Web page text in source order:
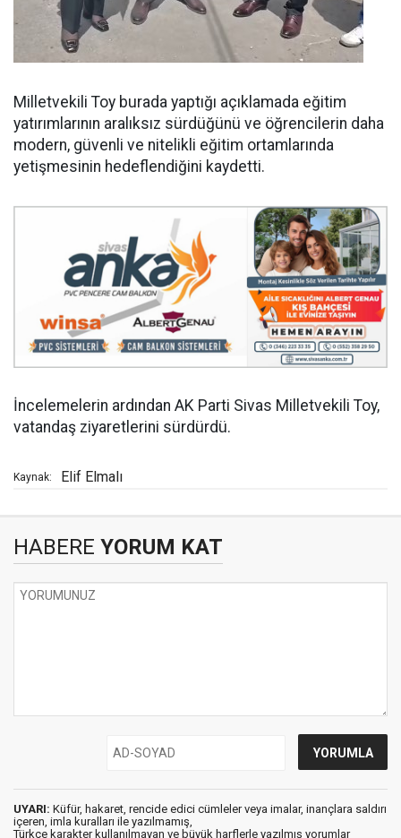
Milletvekili Toy burada yaptığı açıklamada eğitim
yatırımlarının aralıksız sürdüğünü ve öğrencilerin daha
modern, güvenli ve nitelikli eğitim ortamlarında
yetişmesinin hedeflendiğini kaydetti.
İncelemelerin ardından AK Parti Sivas Milletvekili Toy,
vatandaş ziyaretlerini sürdürdü.
Kaynak: Elif Elmalı
HABERE YORUM KAT
UYARI: Küfür, hakaret, rencide edici cümleler veya imalar, inançlara saldırı
içeren, imla kuralları ile yazılmamış,
Türkçe karakter kullanılmayan ve büyük harflerle yazılmış yorumlar